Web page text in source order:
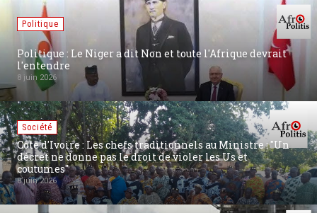
Politique
Politique : Le Niger a dit Non et toute l'Afrique devrait
l'entendre
8 juin 2026
Société
Côte d'Ivoire : Les chefs traditionnels au Ministre : "Un
décret ne donne pas le droit de violer les Us et
coutumes"
8 juin 2026